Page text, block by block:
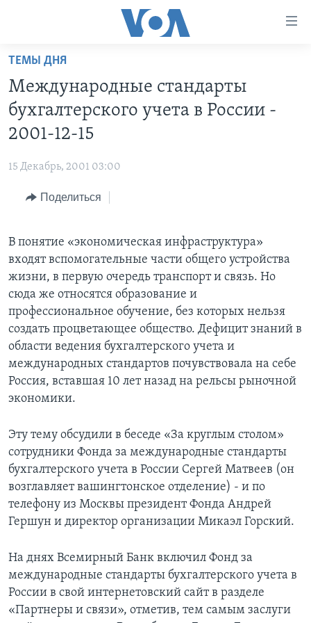
Перейти
основной
контент
Перейти
основной
навигации
Перейти
ПРОГРАММЫ
ИТОГИ
ПОЧЕМУ ЭТО ВАЖНО?
НЬЮ-ЙОРК NEW YORK
АМЕРИКА. БОЛЬШОЕ ПУТЕШЕСТВИЕ
ПРОЕКТЫ
НАША АМЕРИКАНСКАЯ ИСТОРИЯ
А КАК В АМЕРИКЕ?
ТЕСТЫ
ИНТЕРВЬЮ
ФАКТЫ ПРОТИВ ФЕЙКОВ
УЧИМ АНГЛИЙСКИЙ
ВИДЕО
ПОДПИСКА НА НОВОСТИ
Learning English
СОЦИАЛЬНЫЕ СЕТИ
Языки
ТЕМЫ ДНЯ
Международные стандарты
бухгалтерского учета в России -
2001-12-15
15 Декабрь, 2001 03:00
Поделиться
В понятие «экономическая инфраструктура»
входят вспомогательные части общего устройства
жизни, в первую очередь транспорт и связь. Но
сюда же относятся образование и
профессиональное обучение, без которых нельзя
создать процветающее общество. Дефицит знаний в
области ведения бухгалтерского учета и
международных стандартов почувствовала на себе
Россия, вставшая 10 лет назад на рельсы рыночной
экономики.
Эту тему обсудили в беседе «За круглым столом»
сотрудники Фонда за международные стандарты
бухгалтерского учета в России Сергей Матвеев (он
возглавляет вашингтонское отделение) - и по
телефону из Москвы президент Фонда Андрей
Гершун и директор организации Микаэл Горский.
На днях Всемирный Банк включил Фонд за
международные стандарты бухгалтерского учета в
России в свой интернетовский сайт в разделе
«Партнеры и связи», отметив, тем самым заслуги